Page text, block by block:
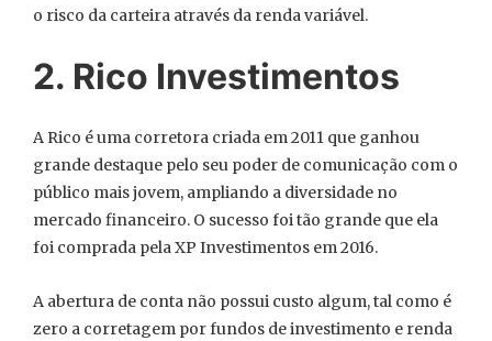
o risco da carteira através da renda variável.
2. Rico Investimentos
A Rico é uma corretora criada em 2011 que ganhou
grande destaque pelo seu poder de comunicação com o
público mais jovem, ampliando a diversidade no
mercado financeiro. O sucesso foi tão grande que ela
foi comprada pela XP Investimentos em 2016.
A abertura de conta não possui custo algum, tal como é
zero a corretagem por fundos de investimento e renda